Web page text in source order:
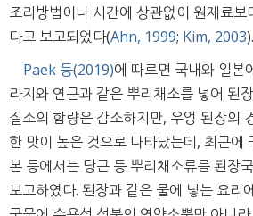
조리방법이나 시간에 상관없이 원재료보
다고 보고되었다(Ahn, 1999; Kim, 2003).
Paek 등(2019)에 따르면 국내와 일본
라지와 연근과 같은 뿌리채소를 넣어 된
질소의 함량은 감소하지만, 우엉 된장의
한 맛이 높은 것으로 나타났는데, 최근에
본 등에서는 당근 등 뿌리채소류를 된장
보고하였다. 된장과 같은 물에 넣는 요리